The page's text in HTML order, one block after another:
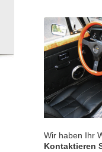
Wir haben Ihr
Kontaktieren